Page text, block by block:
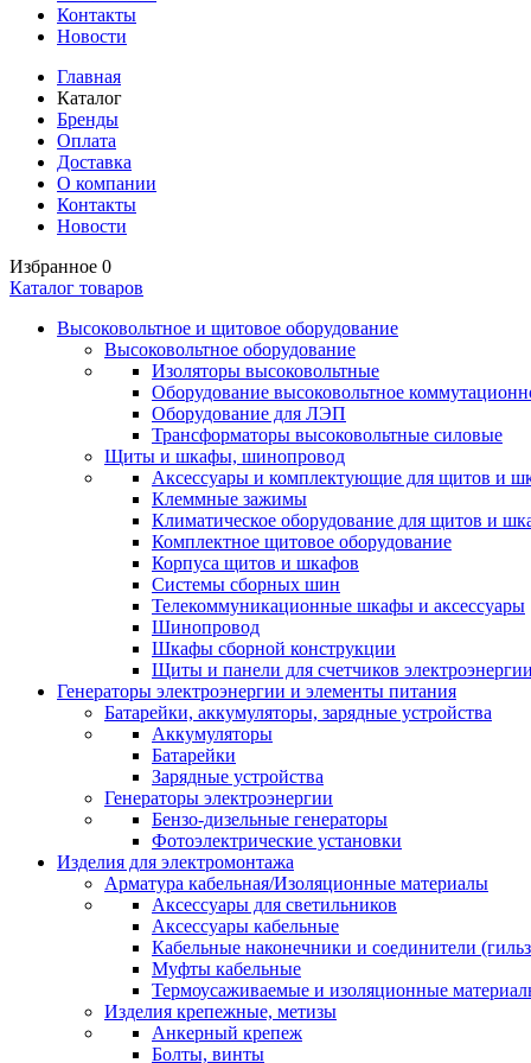
Контакты
Новости
Главная
Каталог
Бренды
Оплата
Доставка
О компании
Контакты
Новости
Избранное 0
Каталог товаров
Высоковольтное и щитовое оборудование
Высоковольтное оборудование
Изоляторы высоковольтные
Оборудование высоковольтное
Оборудование для ЛЭП
Трансформаторы высоковольтные силовые
Щиты и шкафы, шинопровод
Аксессуары и комплектующие для щитов и
Клеммные зажимы
Климатическое оборудование для щитов и
Комплектное щитовое оборудование
Корпуса щитов и шкафов
Системы сборных шин
Телекоммуникационные шкафы и аксессуары
Шинопровод
Шкафы сборной конструкции
Щиты и панели для счетчиков электроэнергии
Генераторы электроэнергии и элементы питания
Батарейки, аккумуляторы, зарядные устройства
Аккумуляторы
Батарейки
Зарядные устройства
Генераторы электроэнергии
Бензо-дизельные генераторы
Фотоэлектрические установки
Изделия для электромонтажа
Арматура кабельная/Изоляционные материалы
Аксессуары для светильников
Аксессуары кабельные
Кабельные наконечники и соединители
Муфты кабельные
Термоусаживаемые и изоляционные
Изделия крепежные, метизы
Анкерный крепеж
Болты, винты